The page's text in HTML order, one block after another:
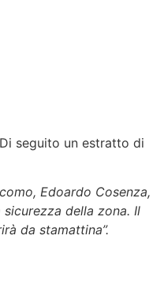
seguito un estratto di
Edoardo Cosenza,
della zona. Il
da stamattina”.